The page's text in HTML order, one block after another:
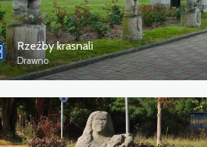
Rzeźby krasnali
Drawno